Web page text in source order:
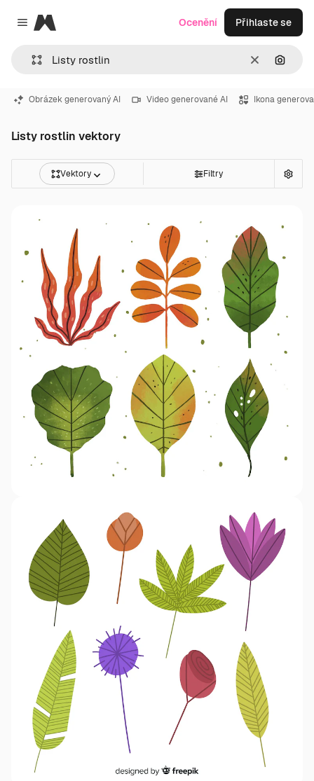
Close menu
Magnific
ZrušitHledat
Ocenění Přihlaste se
Obrázek generovaný AI Video generované AI Ikona
Listy rostlin vektory
Vektory Filtry